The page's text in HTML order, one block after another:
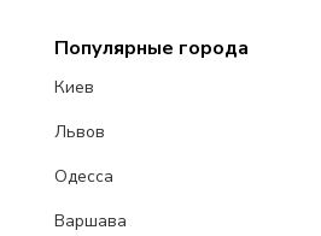
Популярные города
Киев
Львов
Одесса
Варшава